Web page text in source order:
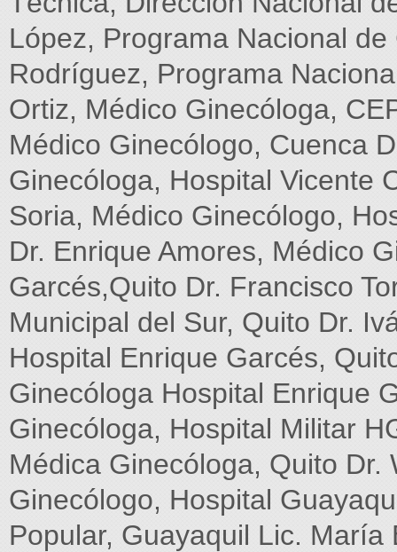
López, Programa Nacional
Rodríguez, Programa
Ortiz, Médico Ginecóloga,
Médico Ginecólogo, Cuenca
Ginecóloga, Hospital Vicente
Soria, Médico Ginecólogo,
Dr. Enrique Amores, Médico
Garcés,Quito Dr. Francisco
Municipal del Sur, Quito Dr.
Hospital Enrique Garcés,
Ginecóloga Hospital Enrique
Ginecóloga, Hospital Militar
Médica Ginecóloga, Quito Dr.
Ginecólogo, Hospital
Popular, Guayaquil Lic.